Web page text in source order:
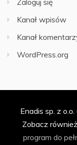
Zaloguj się
Kanał wpisów
Kanał
WordPress.org
Enadis sp. z
Zobacz
program do